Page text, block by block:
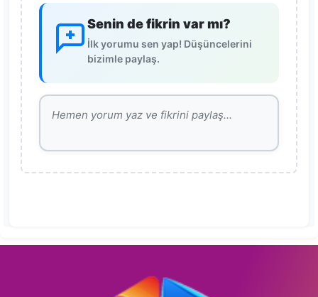
Senin de fikrin var mı?
İlk yorumu sen yap! Düşüncelerini
bizimle paylaş.